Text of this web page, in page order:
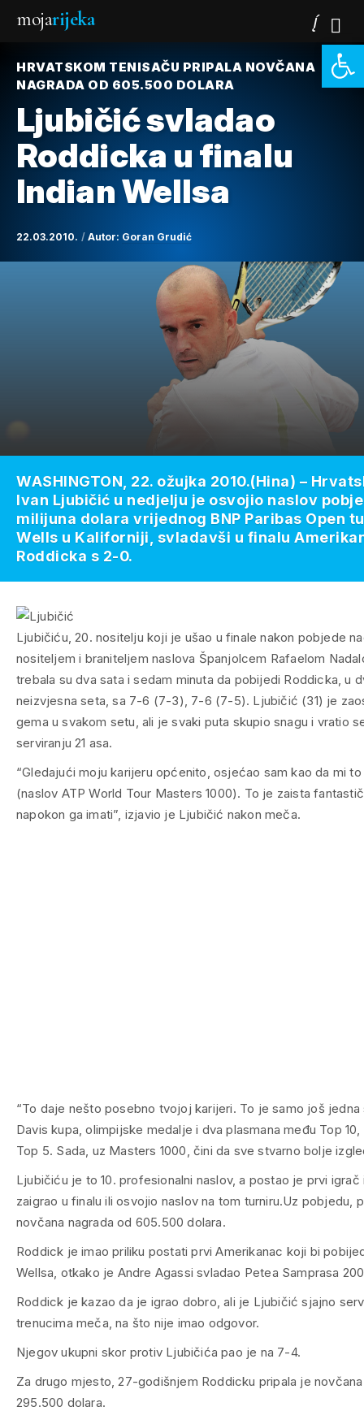
mojarijeka
HRVATSKOM TENISAČU PRIPALA NOVČANA
NAGRADA OD 605.500 DOLARA
Ljubičić svladao
Roddicka u finalu
Indian Wellsa
22.03.2010. Autor: Goran Grudić
Ljubičiću, 20. nositelju koji je ušao u finale nakon pobjede
nositeljem i braniteljem naslova Španjolcem Rafaelom
trebala su dva sata i sedam minuta da pobijedi Roddicka, u
neizvjesna seta, sa 7-6 (7-3), 7-6 (7-5). Ljubičić (31) je
gema u svakom setu, ali je svaki puta skupio snagu i vratio
serviranju 21 asa.
“Gledajući moju karijeru općenito, osjećao sam kao da mi
(naslov ATP World Tour Masters 1000). To je zaista
napokon ga imati”, izjavio je Ljubičić nakon meča.
“To daje nešto posebno tvojoj karijeri. To je samo još jedna
Davis kupa, olimpijske medalje i dva plasmana među Top
Top 5. Sada, uz Masters 1000, čini da sve stvarno bolje
Ljubičiću je to 10. profesionalni naslov, a postao je prvi
zaigrao u finalu ili osvojio naslov na tom turniru.Uz pobjedu,
novčana nagrada od 605.500 dolara.
Roddick je imao priliku postati prvi Amerikanac koji bi
Wellsa, otkako je Andre Agassi svladao Petea Samprasa
Roddick je kazao da je igrao dobro, ali je Ljubičić sjajno
trenucima meča, na što nije imao odgovor.
Njegov ukupni skor protiv Ljubičića pao je na 7-4.
Za drugo mjesto, 27-godišnjem Roddicku pripala je
295.500 dolara.
WASHINGTON, 22. ožujka 2010.(Hina) –
Ivan Ljubičić u nedjelju je osvojio naslov
milijuna dolara vrijednog BNP Paribas Open
Wells u Kaliforniji, svladavši u finalu
Roddicka s 2-0.